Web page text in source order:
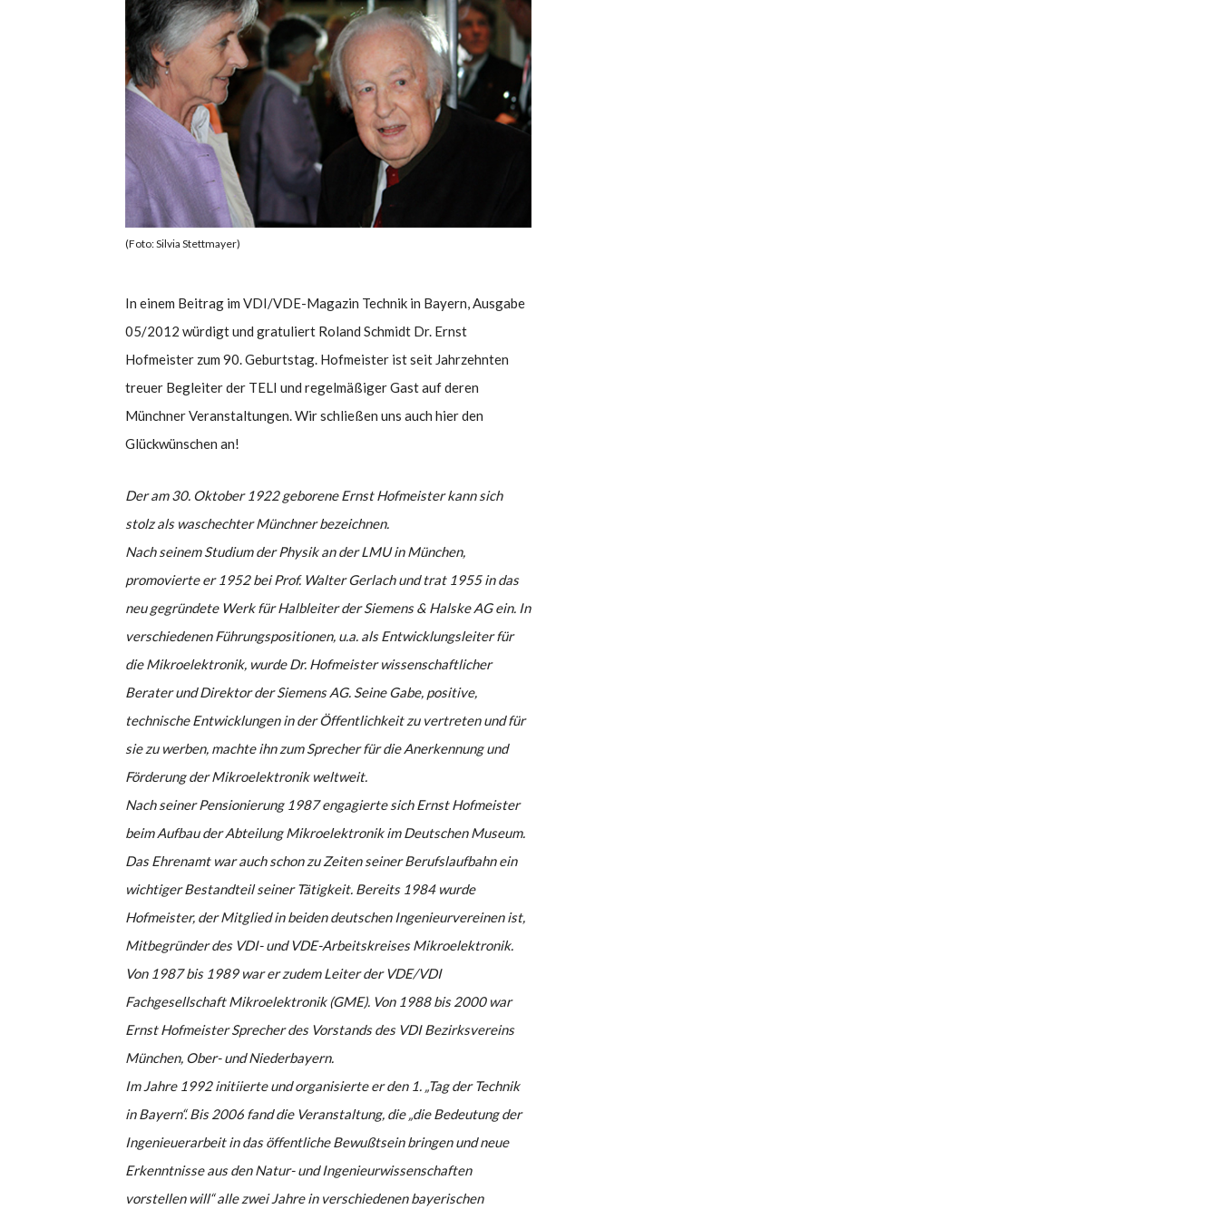
(Foto: Silvia Stettmayer)
In einem Beitrag im VDI/VDE-Magazin Technik in Bayern, Ausgabe
05/2012 würdigt und gratuliert Roland Schmidt Dr. Ernst
Hofmeister zum 90. Geburtstag. Hofmeister ist seit Jahrzehnten
treuer Begleiter der TELI und regelmäßiger Gast auf deren
Münchner Veranstaltungen. Wir schließen uns auch hier den
Glückwünschen an!
Der am 30. Oktober 1922 geborene Ernst Hofmeister kann sich
stolz als waschechter Münchner bezeichnen.
Nach seinem Studium der Physik an der LMU in München,
promovierte er 1952 bei Prof. Walter Gerlach und trat 1955 in das
neu gegründete Werk für Halbleiter der Siemens & Halske AG ein. In
verschiedenen Führungspositionen, u.a. als Entwicklungsleiter für
die Mikroelektronik, wurde Dr. Hofmeister wissenschaftlicher
Berater und Direktor der Siemens AG. Seine Gabe, positive,
technische Entwicklungen in der Öffentlichkeit zu vertreten und für
sie zu werben, machte ihn zum Sprecher für die Anerkennung und
Förderung der Mikroelektronik weltweit.
Nach seiner Pensionierung 1987 engagierte sich Ernst Hofmeister
beim Aufbau der Abteilung Mikroelektronik im Deutschen Museum.
Das Ehrenamt war auch schon zu Zeiten seiner Berufslaufbahn ein
wichtiger Bestandteil seiner Tätigkeit. Bereits 1984 wurde
Hofmeister, der Mitglied in beiden deutschen Ingenieurvereinen ist,
Mitbegründer des VDI- und VDE-Arbeitskreises Mikroelektronik.
Von 1987 bis 1989 war er zudem Leiter der VDE/VDI
Fachgesellschaft Mikroelektronik (GME). Von 1988 bis 2000 war
Ernst Hofmeister Sprecher des Vorstands des VDI Bezirksvereins
München, Ober- und Niederbayern.
Im Jahre 1992 initiierte und organisierte er den 1. „Tag der Technik
in Bayern“. Bis 2006 fand die Veranstaltung, die „die Bedeutung der
Ingenieuerarbeit in das öffentliche Bewußtsein bringen und neue
Erkenntnisse aus den Natur- und Ingenieurwissenschaften
vorstellen will“ alle zwei Jahre in verschiedenen bayerischen